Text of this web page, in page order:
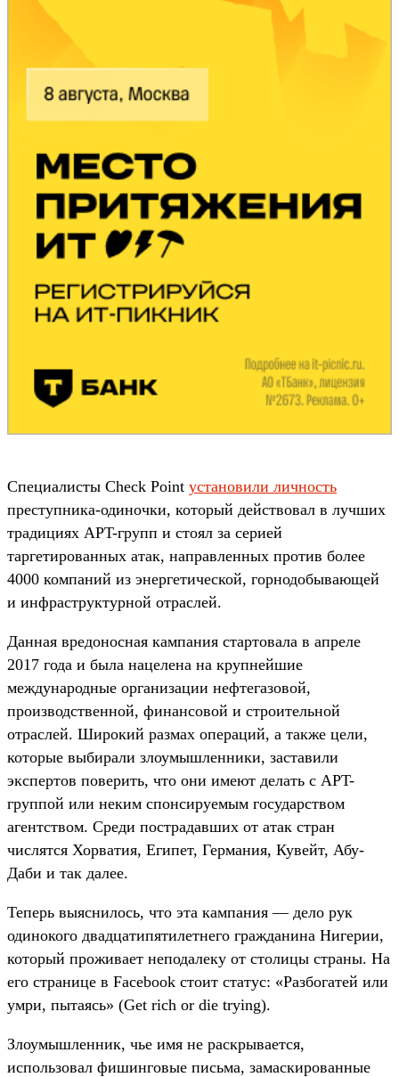
Специалисты Check Point установили личность
преступника-одиночки, который действовал в лучших
традициях APT-групп и стоял за серией
таргетированных атак, направленных против более
4000 компаний из энергетической, горнодобывающей
и инфраструктурной отраслей.
Данная вредоносная кампания стартовала в апреле
2017 года и была нацелена на крупнейшие
международные организации нефтегазовой,
производственной, финансовой и строительной
отраслей. Широкий размах операций, а также цели,
которые выбирали злоумышленники, заставили
экспертов поверить, что они имеют делать с APT-
группой или неким спонсируемым государством
агентством. Среди пострадавших от атак стран
числятся Хорватия, Египет, Германия, Кувейт, Абу-
Даби и так далее.
Теперь выяснилось, что эта кампания — дело рук
одинокого двадцатипятилетнего гражданина Нигерии,
который проживает неподалеку от столицы страны. На
его странице в Facebook стоит статус: «Разбогатей или
умри, пытаясь» (Get rich or die trying).
Злоумышленник, чье имя не раскрывается,
использовал фишинговые письма, замаскированные